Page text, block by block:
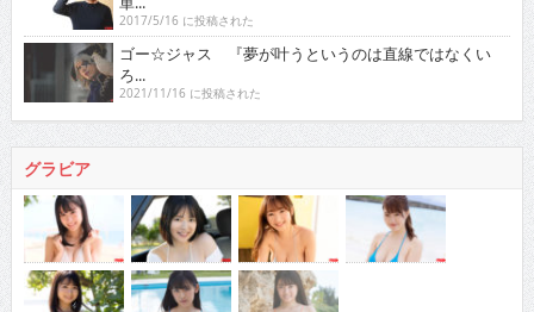
2017/5/16 に投稿された
ゴー☆ジャス 『夢が叶うというのは直線ではなくい
ろ...
2021/11/16 に投稿された
グラビア